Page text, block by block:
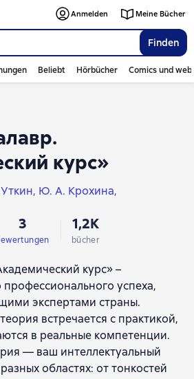
Finden
Anmelden Meine Bücher
Beliebt Hörbücher Comics und
курс»
Ю. А. Крохина
Захарова
Ярош
Ефремов
Краснов
Левакин
Шедий
3 1,2K
bücher
курс» –
успеха,
экспертами страны.
встречается с практикой,
в реальные компетенции.
— ваш интеллектуальный
областях: от тонкостей